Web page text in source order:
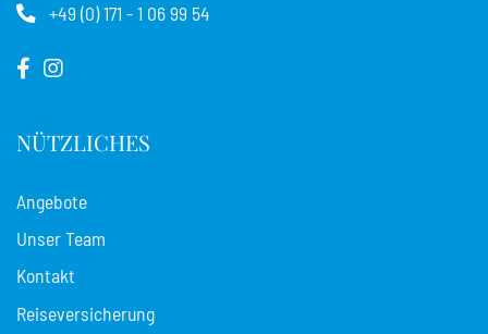
+49 (0) 171 - 1 06 99 54
NÜTZLICHES
Angebote
Unser Team
Kontakt
Reiseversicherung